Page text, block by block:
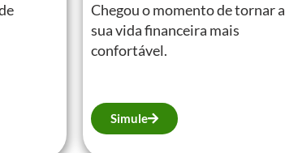
Chegou o momento de tornar a
sua vida financeira mais
confortável.
Simule